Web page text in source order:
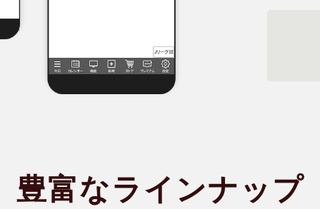
豊富なラインナップ